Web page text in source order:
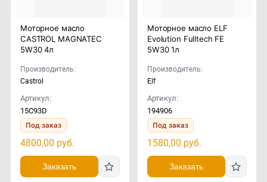
Моторное масло
CASTROL MAGNATEC
5W30 4л
Производитель:
Castrol
Артикул:
15C93D
Под заказ
4800,00 руб.
Заказать
Моторное масло ELF
Evolution Fulltech FE
5W30 1л
Производитель:
Elf
Артикул:
194906
Под заказ
1580,00 руб.
Заказать